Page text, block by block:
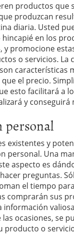
productos que
produzcan
diaria. Usted
en los
y promocione
o servicios. La
características
el precio.
esto facilitará a
y conseguirá
personal
existentes y
personal. Una
aspecto es
preguntas.
el tiempo
comprarán sus
información
las ocasiones, se
producto o